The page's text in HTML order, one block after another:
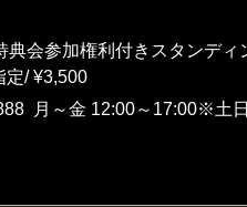
会参加権利付きスタンディ
定/ ¥3,500
月～金 12:00～17:00※土